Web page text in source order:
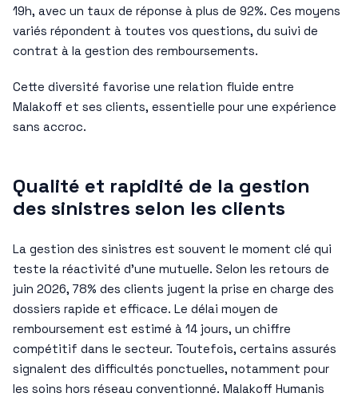
19h, avec un taux de réponse à plus de 92%. Ces moyens
variés répondent à toutes vos questions, du suivi de
contrat à la gestion des remboursements.
Cette diversité favorise une relation fluide entre
Malakoff et ses clients, essentielle pour une expérience
sans accroc.
Qualité et rapidité de la gestion
des sinistres selon les clients
La gestion des sinistres est souvent le moment clé qui
teste la réactivité d’une mutuelle. Selon les retours de
juin 2026, 78% des clients jugent la prise en charge des
dossiers rapide et efficace. Le délai moyen de
remboursement est estimé à 14 jours, un chiffre
compétitif dans le secteur. Toutefois, certains assurés
signalent des difficultés ponctuelles, notamment pour
les soins hors réseau conventionné. Malakoff Humanis